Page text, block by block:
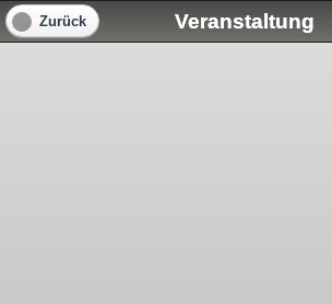
Veranstaltung
Zurück